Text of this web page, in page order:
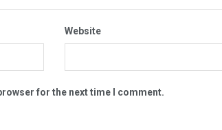
Website
for the next time I comment.